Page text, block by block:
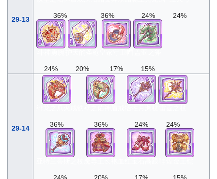
29-13 36% 36% 24% 24%
24% 20% 17% 15%
29-14 36% 36% 24% 24%